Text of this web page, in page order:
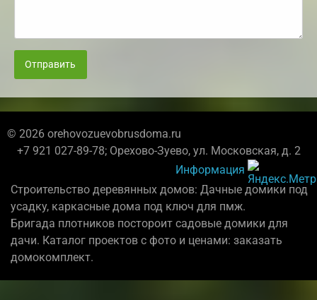
Отправить
© 2026 orehovozuevobrusdoma.ru
+7 921 027-89-78; Орехово-Зуево, ул. Московская, д. 2
Информация
Строительство деревянных домов: Дачные домики под
усадку, каркасные дома под ключ для пмж.
Бригада плотников постороит садовые домики для
дачи. Каталог проектов с фото и ценами: заказать
домокомплект.